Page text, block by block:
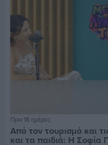
Πριν 18 ημέρες
Από τον τουρισμό και
και τα παιδιά: Η Σοφία